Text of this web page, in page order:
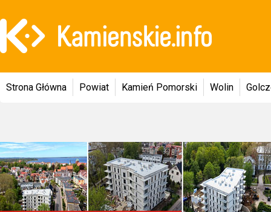
Strona Główna Powiat Kamień Pomorski Wolin